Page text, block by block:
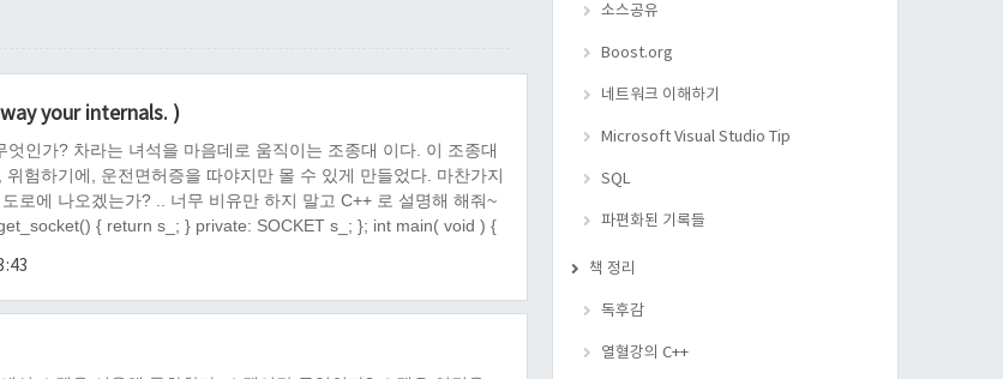
your internals. )
인가? 차라는 녀석을 마음데로 움직이는 조종대 이다. 이 조종대
험하기에, 운전면허증을 따야지만 몰 수 있게 만들었다. 마찬가지
로에 나오겠는가? .. 너무 비유만 하지 말고 C++ 로 설명해 해줘~
{ return s_; } private: SOCKET s_; }; int main( void ) {
소스공유
Boost.org
네트워크 이해하기
Microsoft Visual Studio Tip
SQL
파편화된 기록들
책 정리
독후감
열혈강의 C++